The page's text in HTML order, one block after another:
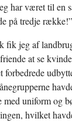
har været til en
på tredje række!”
fik jeg af
at se
med uniform og
hvilket